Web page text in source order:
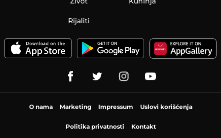
Rijaliti
O nama Marketing Impressum Uslovi korišćenja
Politika privatnosti Kontakt